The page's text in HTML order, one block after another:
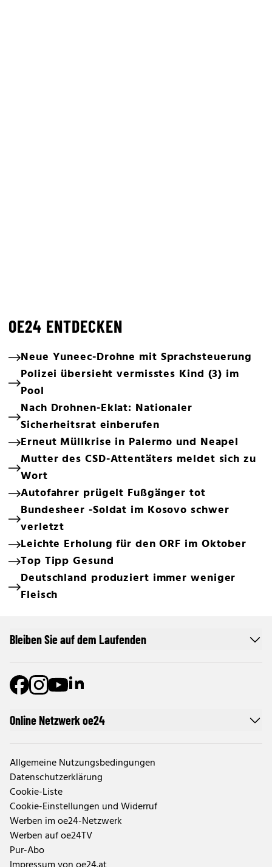
OE24 ENTDECKEN
Neue Yuneec-Drohne mit Sprachsteuerung
Polizei übersieht vermisstes Kind (3) im
Pool
Nach Drohnen-Eklat: Nationaler
Sicherheitsrat einberufen
Erneut Müllkrise in Palermo und Neapel
Mutter des CSD-Attentäters meldet sich zu
Wort
Autofahrer prügelt Fußgänger tot
Bundesheer -Soldat im Kosovo schwer
verletzt
Leichte Erholung für den ORF im Oktober
Top Tipp Gesund
Deutschland produziert immer weniger
Fleisch
Online Netzwerk oe24
Allgemeine Nutzungsbedingungen
Datenschutzerklärung
Cookie-Liste
Cookie-Einstellungen und Widerruf
Werben im oe24-Netzwerk
Werben auf oe24TV
Pur-Abo
Bleiben Sie auf dem Laufenden